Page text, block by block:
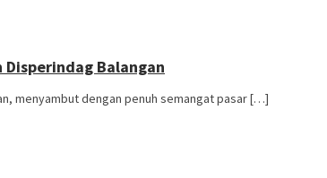
Disperindag Balangan
menyambut dengan penuh semangat pasar […]